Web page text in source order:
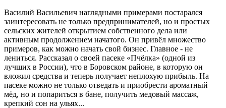
Василий Васильевич наглядными примерами постарался
заинтересовать не только предпринимателей, но и простых
сельских жителей открытием собственного дела или
активным продолжением начатого. Он привёл множество
примеров, как можно начать свой бизнес. Главное - не
лениться. Рассказал о своей пасеке «Пчёлка» (одной из
лучших в России), что в Боровском районе, в которую он
вложил средства и теперь получает неплохую прибыль. На
пасеке можно не только отведать и приобрести ароматный
мёд, но и попариться в бане, получить медовый массаж,
крепкий сон на ульях...